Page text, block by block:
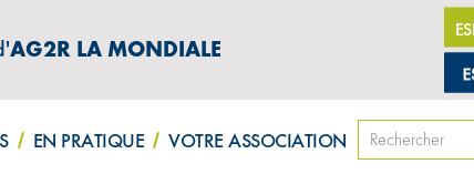
AG2R LA MONDIALE
EN PRATIQUE VOTRE ASSOCIATION